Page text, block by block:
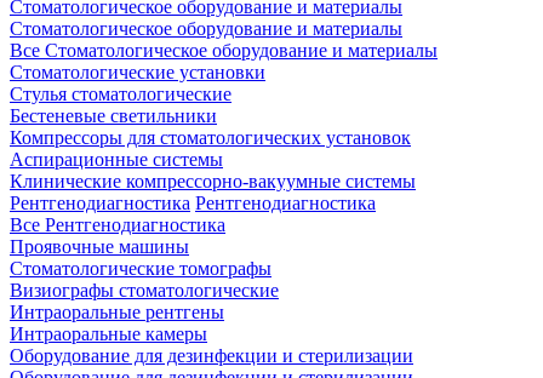
Стоматологическое оборудование и материалы
Стоматологическое оборудование и материалы
Все Стоматологическое оборудование и материалы
Стоматологические установки
Стулья стоматологические
Бестеневые светильники
Компрессоры для стоматологических установок
Аспирационные системы
Клинические компрессорно-вакуумные системы
Рентгенодиагностика Рентгенодиагностика
Все Рентгенодиагностика
Проявочные машины
Стоматологические томографы
Визиографы стоматологические
Интраоральные рентгены
Интраоральные камеры
Оборудование для дезинфекции и стерилизации